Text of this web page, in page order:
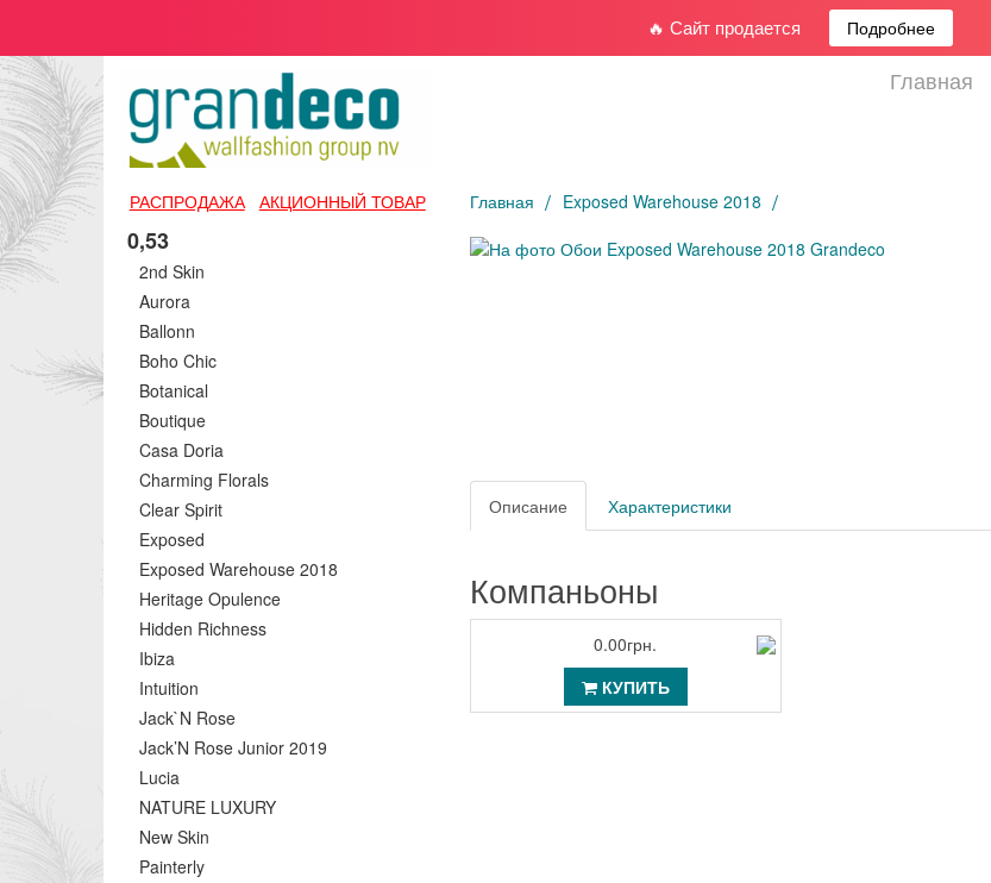
🔥 Сайт продается Подробнее
Главная
РАСПРОДАЖА АКЦИОННЫЙ ТОВАР
0,53
2nd Skin
Aurora
Ballonn
Boho Chic
Botanical
Boutique
Casa Doria
Charming Florals
Clear Spirit
Exposed
Exposed Warehouse 2018
Heritage Opulence
Hidden Richness
Ibiza
Intuition
Jack`N Rose
Jack’N Rose Junior 2019
Lucia
NATURE LUXURY
New Skin
Painterly
Главная Exposed Warehouse 2018
Описание Характеристики
Компаньоны
0.00грн.
КУПИТЬ